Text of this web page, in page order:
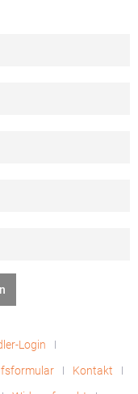
Login
Kontakt